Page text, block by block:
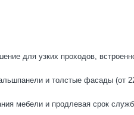
для узких проходов,
и толстые фасады (от
мебели и продлевая срок